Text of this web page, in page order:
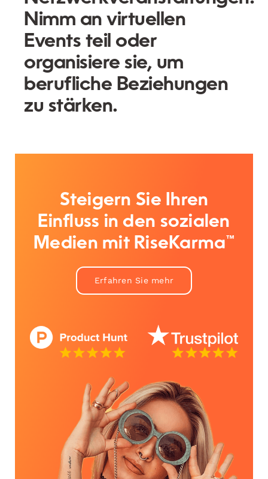
Nimm an virtuellen
Events teil oder
organisiere sie, um
berufliche Beziehungen
zu stärken.
Steigern Sie Ihren
Einfluss in den sozialen
Medien mit RiseKarma™
Erfahren Sie mehr